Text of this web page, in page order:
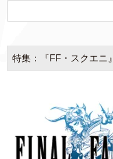
特集：『FF・スクエニ